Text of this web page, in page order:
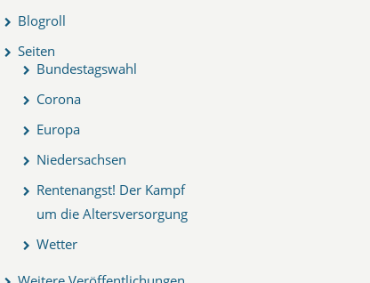
Blogroll
Seiten
Bundestagswahl
Corona
Europa
Niedersachsen
Rentenangst! Der Kampf
um die Altersversorgung
Wetter